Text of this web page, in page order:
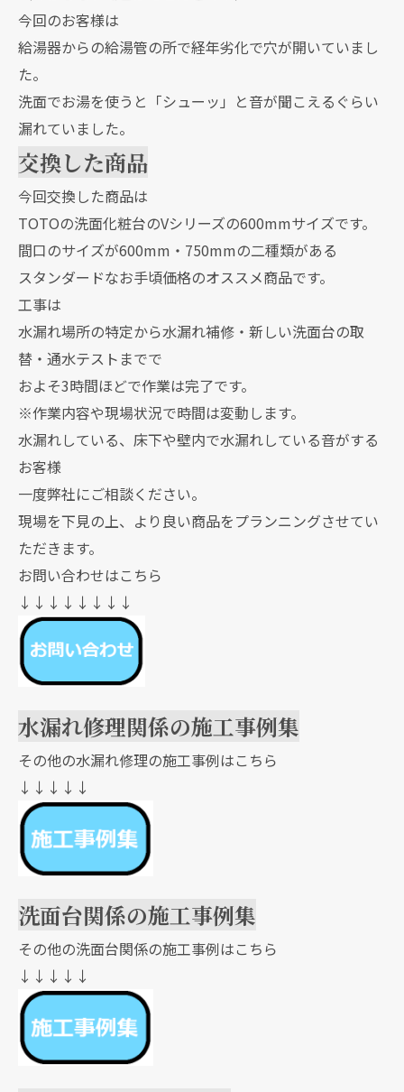
今回のお客様は
給湯器からの給湯管の所で経年劣化で穴が開いていまし
た。
洗面でお湯を使うと「シューッ」と音が聞こえるぐらい
漏れていました。
交換した商品
今回交換した商品は
TOTOの洗面化粧台のVシリーズの600mmサイズです。
間口のサイズが600mm・750mmの二種類がある
スタンダードなお手頃価格のオススメ商品です。
工事は
水漏れ場所の特定から水漏れ補修・新しい洗面台の取
替・通水テストまでで
およそ3時間ほどで作業は完了です。
※作業内容や現場状況で時間は変動します。
水漏れしている、床下や壁内で水漏れしている音がする
お客様
一度弊社にご相談ください。
現場を下見の上、より良い商品をプランニングさせてい
ただきます。
お問い合わせはこちら
↓↓↓↓↓↓↓↓
水漏れ修理関係の施工事例集
その他の水漏れ修理の施工事例はこちら
↓↓↓↓↓
洗面台関係の施工事例集
その他の洗面台関係の施工事例はこちら
↓↓↓↓↓